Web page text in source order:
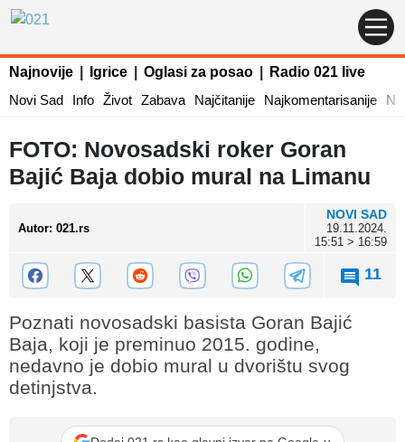
Najnovije Igrice Oglasi za posao
Radio 021 live
Novi Sad
Info Život Zabava Najčitanije Najkomentarisanije
FOTO: Novosadski roker Goran
Bajić Baja dobio mural na Limanu
Autor: 021.rs
NOVI SAD
19.11.2024.
15:51 > 16:59
11
Poznati novosadski basista Goran Bajić
Baja, koji je preminuo 2015. godine,
nedavno je dobio mural u dvorištu svog
detinjstva.